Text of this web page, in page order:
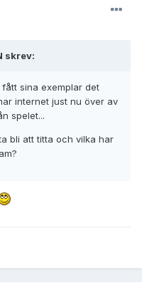
skrev:
sina exemplar det
internet just nu över av
spelet...
bli att titta och vilka har